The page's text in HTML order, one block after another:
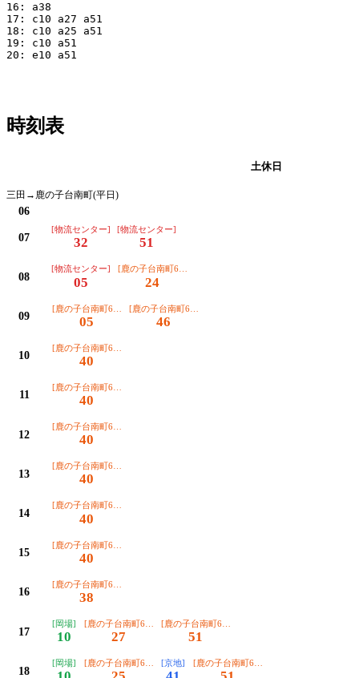
16: a38
17: c10 a27 a51
18: c10 a25 a51
19: c10 a51
20: e10 a51
時刻表
土休日
三田→鹿の子台南町(平日)
06
07
[物流センター]
32
[物流センター]
51
08
[物流センター]
05
[鹿の子台南町6丁目]
24
09
[鹿の子台南町6丁目]
05
[鹿の子台南町6丁目]
46
10
[鹿の子台南町6丁目]
40
11
[鹿の子台南町6丁目]
40
12
[鹿の子台南町6丁目]
40
13
[鹿の子台南町6丁目]
40
14
[鹿の子台南町6丁目]
40
15
[鹿の子台南町6丁目]
40
16
[鹿の子台南町6丁目]
38
17
[岡場]
10
[鹿の子台南町6丁目]
27
[鹿の子台南町6丁目]
51
18
[岡場] [鹿の子台南町6丁目][京地] [鹿の子台南町6丁目]